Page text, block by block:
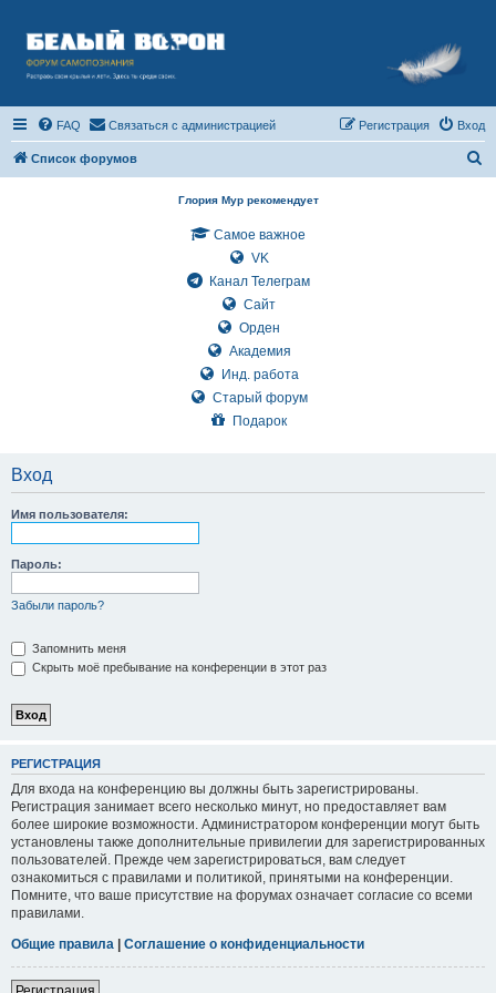
FAQ Связаться с администрацией Вход
Регистрация
Список форумов
Глория Мур рекомендует
Самое важное
VK
Канал Телеграм
Сайт
Орден
Академия
Инд. работа
Старый форум
Подарок
Вход
Имя пользователя:
Пароль:
Забыли пароль?
Запомнить меня
Скрыть моё пребывание на конференции в этот раз
РЕГИСТРАЦИЯ
Для входа на конференцию вы должны быть зарегистрированы.
Регистрация занимает всего несколько минут, но предоставляет вам
более широкие возможности. Администратором конференции могут быть
установлены также дополнительные привилегии для зарегистрированных
пользователей. Прежде чем зарегистрироваться, вам следует
ознакомиться с правилами и политикой, принятыми на конференции.
Помните, что ваше присутствие на форумах означает согласие со всеми
правилами.
Общие правила
Соглашение о конфиденциальности